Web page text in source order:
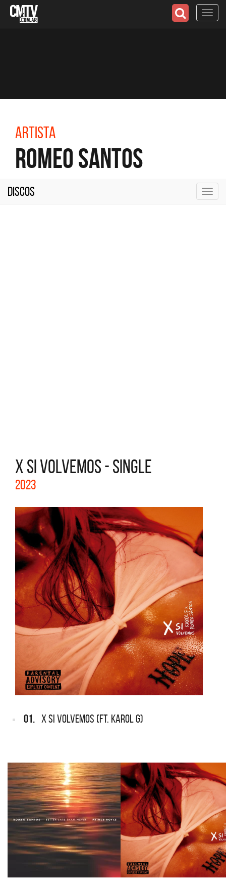
Artista
Romeo Santos
Discos
X SI VOLVEMOS - SINGLE
2023
01. X SI VOLVEMOS (FT. KAROL G)